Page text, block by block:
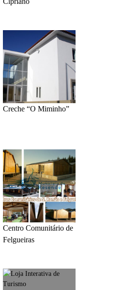
Creche “O Miminho”
Centro Comunitário de
Felgueiras